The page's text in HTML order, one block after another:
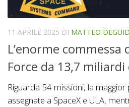
11 APRILE 2025 DI MATTEO
L’enorme commessa
Force da 13,7
Riguarda 54 missioni, la
assegnate a SpaceX e ULA,